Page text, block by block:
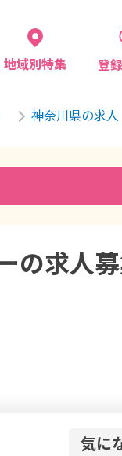
地域別特集 登
神奈川県の求人
の求人
気に